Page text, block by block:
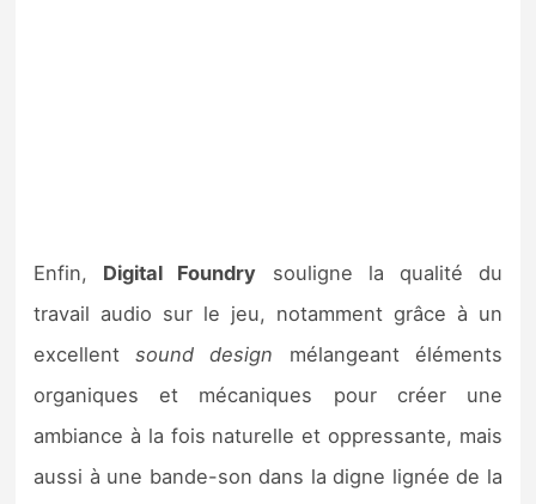
Enfin, Digital Foundry souligne la qualité du
travail audio sur le jeu, notamment grâce à un
excellentsound design mélangeant éléments
organiques et mécaniques pour créer une
ambiance à la fois naturelle et oppressante, mais
aussi à une bande-son dans la digne lignée de la